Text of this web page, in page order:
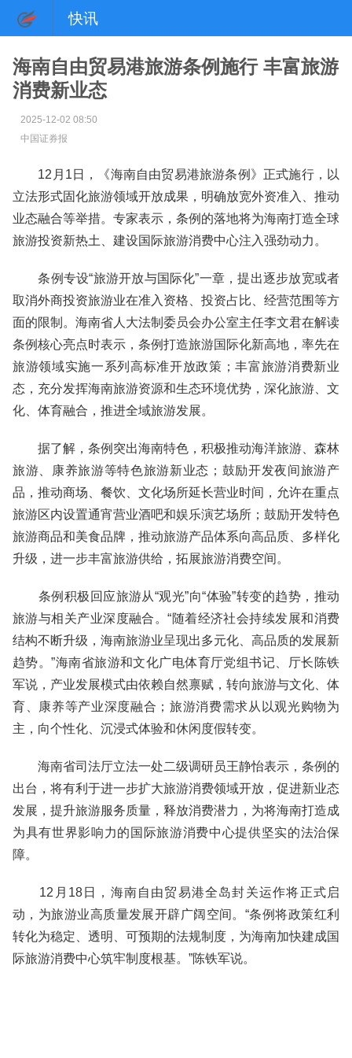
快讯
海南自由贸易港旅游条例施行 丰富旅游
消费新业态
2025-12-02 08:50
中国证券报
12月1日，《海南自由贸易港旅游条例》正式施行，以
立法形式固化旅游领域开放成果，明确放宽外资准入、推动
业态融合等举措。专家表示，条例的落地将为海南打造全球
旅游投资新热土、建设国际旅游消费中心注入强劲动力。
条例专设“旅游开放与国际化”一章，提出逐步放宽或者
取消外商投资旅游业在准入资格、投资占比、经营范围等方
面的限制。海南省人大法制委员会办公室主任李文君在解读
条例核心亮点时表示，条例打造旅游国际化新高地，率先在
旅游领域实施一系列高标准开放政策；丰富旅游消费新业
态，充分发挥海南旅游资源和生态环境优势，深化旅游、文
化、体育融合，推进全域旅游发展。
据了解，条例突出海南特色，积极推动海洋旅游、森林
旅游、康养旅游等特色旅游新业态；鼓励开发夜间旅游产
品，推动商场、餐饮、文化场所延长营业时间，允许在重点
旅游区内设置通宵营业酒吧和娱乐演艺场所；鼓励开发特色
旅游商品和美食品牌，推动旅游产品体系向高品质、多样化
升级，进一步丰富旅游供给，拓展旅游消费空间。
条例积极回应旅游从“观光”向“体验”转变的趋势，推动
旅游与相关产业深度融合。“随着经济社会持续发展和消费
结构不断升级，海南旅游业呈现出多元化、高品质的发展新
趋势。”海南省旅游和文化广电体育厅党组书记、厅长陈铁
军说，产业发展模式由依赖自然禀赋，转向旅游与文化、体
育、康养等产业深度融合；旅游消费需求从以观光购物为
主，向个性化、沉浸式体验和休闲度假转变。
海南省司法厅立法一处二级调研员王静怡表示，条例的
出台，将有利于进一步扩大旅游消费领域开放，促进新业态
发展，提升旅游服务质量，释放消费潜力，为将海南打造成
为具有世界影响力的国际旅游消费中心提供坚实的法治保
障。
12月18日，海南自由贸易港全岛封关运作将正式启
动，为旅游业高质量发展开辟广阔空间。“条例将政策红利
转化为稳定、透明、可预期的法规制度，为海南加快建成国
际旅游消费中心筑牢制度根基。”陈铁军说。